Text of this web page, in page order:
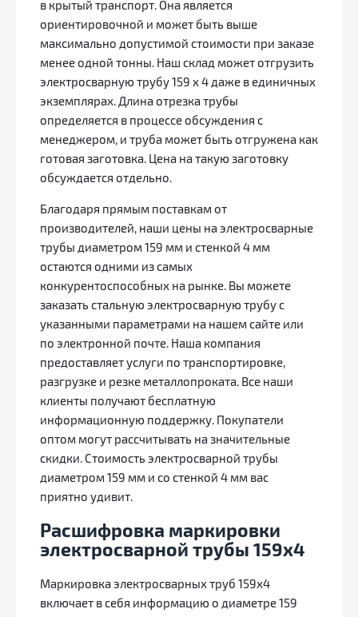
в крытый транспорт. Она является
ориентировочной и может быть выше
максимально допустимой стоимости при заказе
менее одной тонны. Наш склад может отгрузить
электросварную трубу 159 x 4 даже в единичных
экземплярах. Длина отрезка трубы
определяется в процессе обсуждения с
менеджером, и труба может быть отгружена как
готовая заготовка. Цена на такую заготовку
обсуждается отдельно.
Благодаря прямым поставкам от
производителей, наши цены на электросварные
трубы диаметром 159 мм и стенкой 4 мм
остаются одними из самых
конкурентоспособных на рынке. Вы можете
заказать стальную электросварную трубу с
указанными параметрами на нашем сайте или
по электронной почте. Наша компания
предоставляет услуги по транспортировке,
разгрузке и резке металлопроката. Все наши
клиенты получают бесплатную
информационную поддержку. Покупатели
оптом могут рассчитывать на значительные
скидки. Стоимость электросварной трубы
диаметром 159 мм и со стенкой 4 мм вас
приятно удивит.
Расшифровка маркировки
электросварной трубы 159х4
Маркировка электросварных труб 159х4
включает в себя информацию о диаметре 159